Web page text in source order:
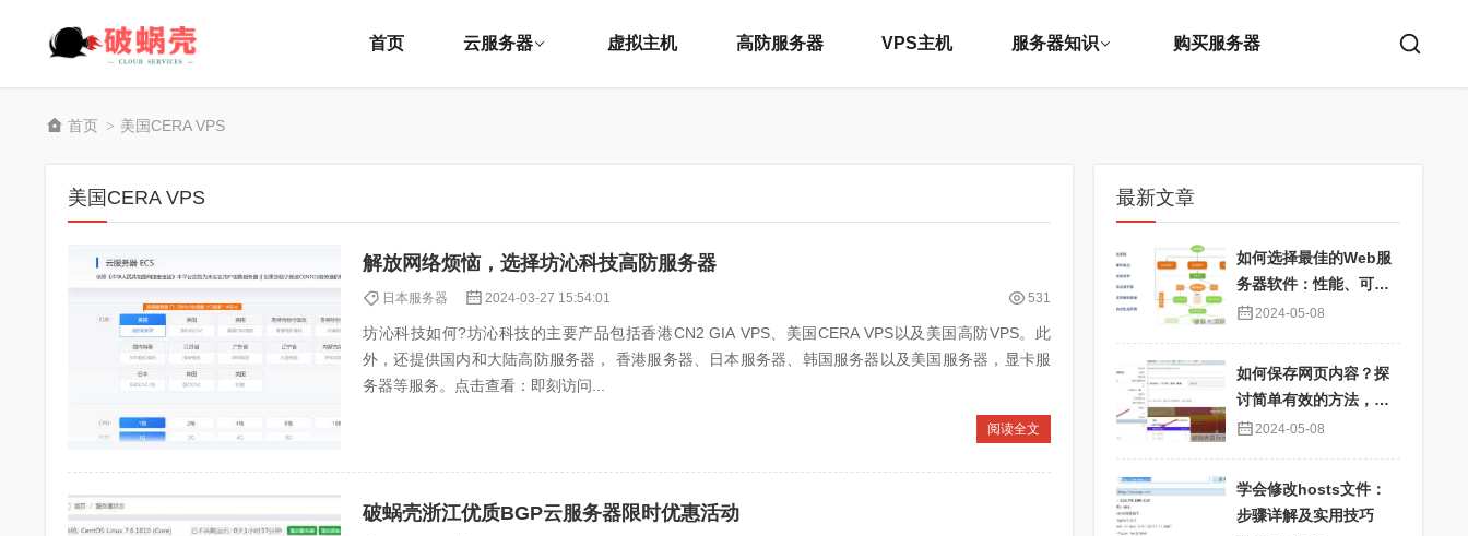
首页 云服务器 虚拟主机 高防服务器 VPS主机 服务器知识 购买服务器
首页 > 美国CERA VPS
美国CERA VPS
解放网络烦恼，选择坊沁科技高防服务器
日本服务器 2024-03-27 15:54:01 531
坊沁科技如何?坊沁科技的主要产品包括香港CN2 GIA VPS、美国CERA VPS以及美国高防VPS。此
外，还提供国内和大陆高防服务器， 香港服务器、日本服务器、韩国服务器以及美国服务器，显卡服
务器等服务。点击查看：即刻访问...
阅读全文
破蜗壳浙江优质BGP云服务器限时优惠活动
最新文章
如何选择最佳的Web服
务器软件：性能、可靠
性与用户体验优化
2024-05-08
如何保存网页内容？探
讨简单有效的方法，确
保信息永久可用
2024-05-08
学会修改hosts文件：
步骤详解及实用技巧